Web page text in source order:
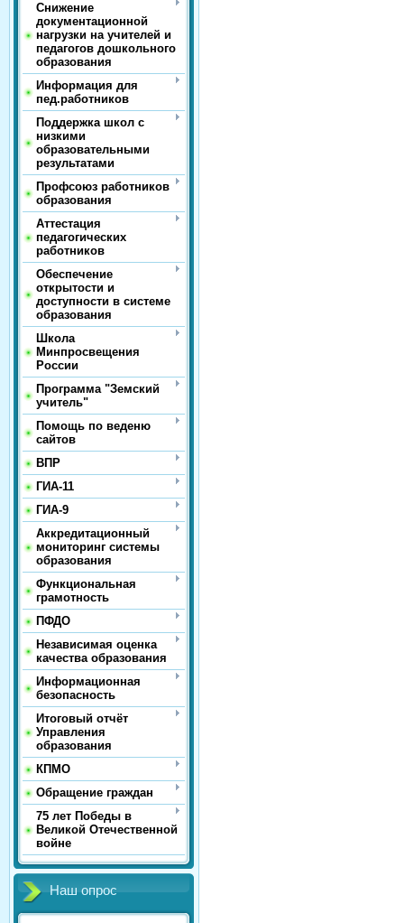
Снижение
документационной
нагрузки на учителей и
педагогов дошкольного
образования
Информация для
пед.работников
Поддержка школ с
низкими
образовательными
результатами
Профсоюз работников
образования
Аттестация
педагогических
работников
Обеспечение
открытости и
доступности в системе
образования
Школа
Минпросвещения
России
Программа "Земский
учитель"
Помощь по веденю
сайтов
ВПР
ГИА-11
ГИА-9
Аккредитационный
мониторинг системы
образования
Функциональная
грамотность
ПФДО
Независимая оценка
качества образования
Информационная
безопасность
Итоговый отчёт
Управления
образования
КПМО
Обращение граждан
75 лет Победы в
Великой Отечественной
войне
Наш опрос